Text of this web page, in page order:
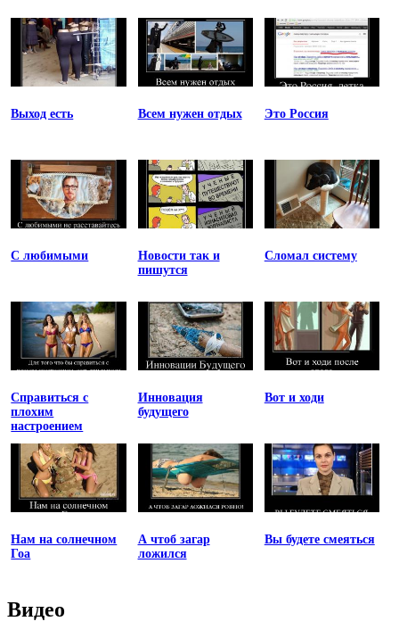
Выход есть Всем нужен отдых Это Россия
С любимыми
Новости так и
пишутся
Сломал систему
Справиться с
плохим
настроением
Инновация
будущего
Вот и ходи
Нам на солнечном
Гоа
А чтоб загар
ложился
Вы будете смеяться
Видео